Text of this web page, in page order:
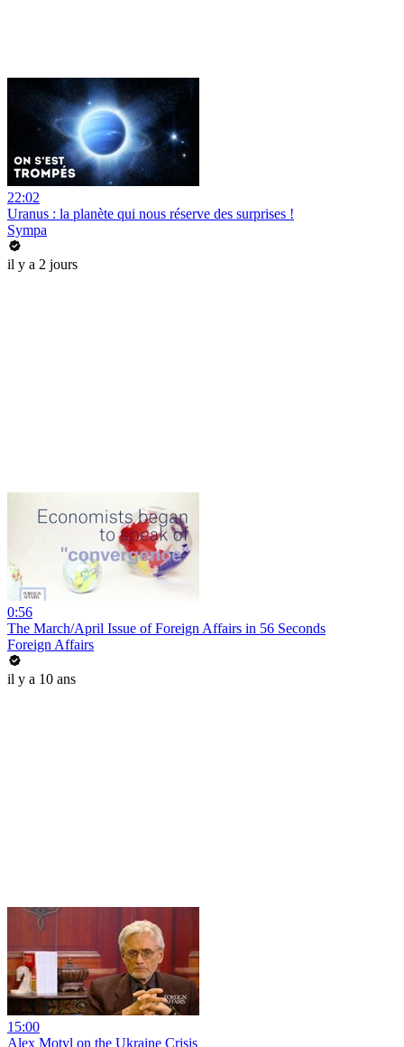
22:02
Uranus : la planète qui nous réserve des surprises !
Sympa
il y a 2 jours
0:56
The March/April Issue of Foreign Affairs in 56 Seconds
Foreign Affairs
il y a 10 ans
15:00
Alex Motyl on the Ukraine Crisis